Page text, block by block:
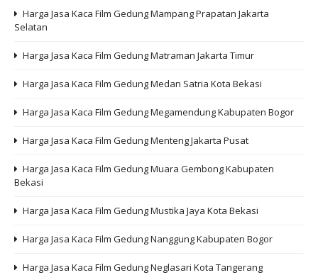
Harga Jasa Kaca Film Gedung Mampang Prapatan Jakarta
Selatan
Harga Jasa Kaca Film Gedung Matraman Jakarta Timur
Harga Jasa Kaca Film Gedung Medan Satria Kota Bekasi
Harga Jasa Kaca Film Gedung Megamendung Kabupaten Bogor
Harga Jasa Kaca Film Gedung Menteng Jakarta Pusat
Harga Jasa Kaca Film Gedung Muara Gembong Kabupaten
Bekasi
Harga Jasa Kaca Film Gedung Mustika Jaya Kota Bekasi
Harga Jasa Kaca Film Gedung Nanggung Kabupaten Bogor
Harga Jasa Kaca Film Gedung Neglasari Kota Tangerang